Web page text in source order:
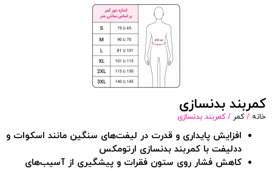
کمربند بدنسازی
خانه /کمر / کمربند بدنسازی
افزایش پایداری و قدرت در لیفت‌های سنگین مانند اسکوات و
ددلیفت با کمربند بدنسازی ارتومکس
کاهش فشار روی ستون فقرات و پیشگیری از آسیب‌های